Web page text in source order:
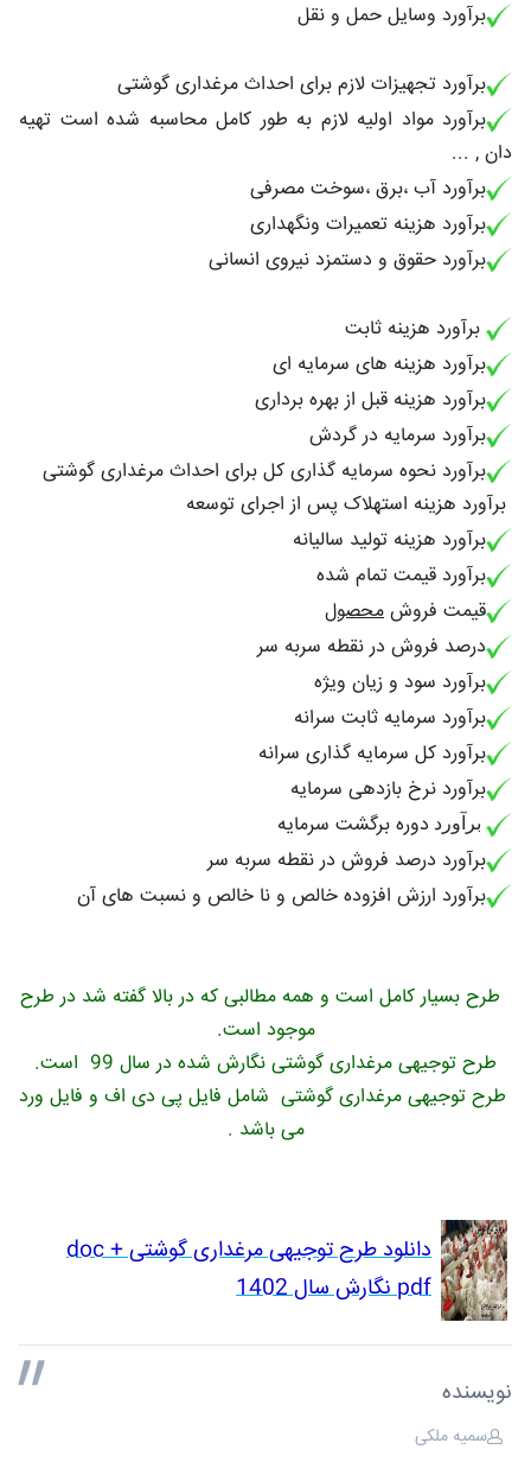
برآورد وسایل حمل و نقل
برآورد تجهیزات لازم برای احداث مرغداری گوشتی
برآورد مواد اولیه لازم به طور کامل محاسبه شده است تهیه
دان , ...
برآورد آب ،برق ،سوخت مصرفی
برآورد هزینه تعمیرات ونگهداری
برآورد حقوق و دستمزد نیروی انسانی
برآورد هزینه ثابت
برآورد هزینه های سرمایه ای
برآورد هزینه قبل از بهره برداری
برآورد سرمایه در گردش
برآورد نحوه سرمایه گذاری کل برای احداث مرغداری گوشتی
برآورد هزینه استهلاک پس از اجرای توسعه
برآورد هزینه تولید سالیانه
برآورد قیمت تمام شده
قیمت فروش محصول
درصد فروش در نقطه سربه سر
برآورد سود و زیان ویژه
برآورد سرمایه ثابت سرانه
برآورد کل سرمایه گذاری سرانه
برآورد نرخ بازدهی سرمایه
برآورد دوره برگشت سرمایه
برآورد درصد فروش در نقطه سربه سر
برآورد ارزش افزوده خالص و نا خالص و نسبت های آن
طرح بسیار کامل است و همه مطالبی که در بالا گفته شد در طرح
موجود است.
طرح توجیهی مرغداری گوشتی نگارش شده در سال 99 است.
طرح توجیهی مرغداری گوشتی شامل فایل پی دی اف و فایل ورد
می باشد .
دانلود طرح توجیهی مرغداری گوشتی doc +
pdf نگارش سال 1402
نویسنده
سمیه ملکی